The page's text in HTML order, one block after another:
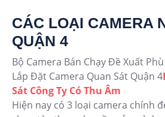
CÁC LOẠI CAMERA
QUẬN 4
Bộ Camera Bán Chạy Đề Xuất
Lắp Đặt Camera Quan Sát Quận 4
Sát Công Ty Có Thu Âm
Hiện nay có 3 loại camera chính